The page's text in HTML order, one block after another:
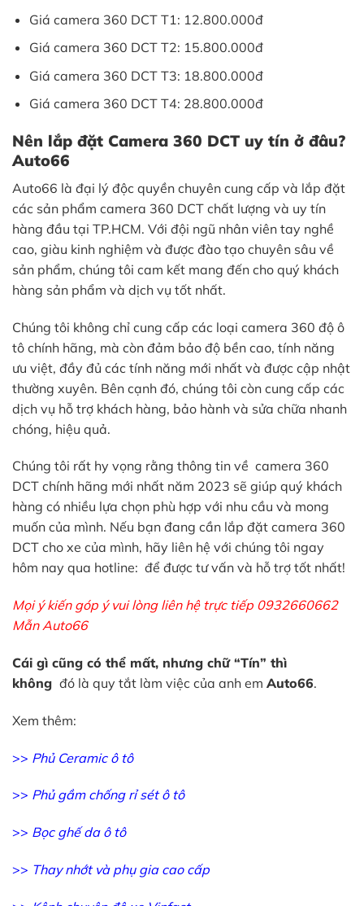
Giá camera 360 DCT T1: 12.800.000đ
Giá camera 360 DCT T2: 15.800.000đ
Giá camera 360 DCT T3: 18.800.000đ
Giá camera 360 DCT T4: 28.800.000đ
Nên lắp đặt Camera 360 DCT uy tín ở đâu?
Auto66
Auto66 là đại lý độc quyền chuyên cung cấp và lắp đặt
các sản phẩm camera 360 DCT chất lượng và uy tín
hàng đầu tại TP.HCM. Với đội ngũ nhân viên tay nghề
cao, giàu kinh nghiệm và được đào tạo chuyên sâu về
sản phẩm, chúng tôi cam kết mang đến cho quý khách
hàng sản phẩm và dịch vụ tốt nhất.
Chúng tôi không chỉ cung cấp các loại camera 360 độ ô
tô chính hãng, mà còn đảm bảo độ bền cao, tính năng
ưu việt, đầy đủ các tính năng mới nhất và được cập nhật
thường xuyên. Bên cạnh đó, chúng tôi còn cung cấp các
dịch vụ hỗ trợ khách hàng, bảo hành và sửa chữa nhanh
chóng, hiệu quả.
Chúng tôi rất hy vọng rằng thông tin về camera 360
DCT chính hãng mới nhất năm 2023 sẽ giúp quý khách
hàng có nhiều lựa chọn phù hợp với nhu cầu và mong
muốn của mình. Nếu bạn đang cần lắp đặt camera 360
DCT cho xe của mình, hãy liên hệ với chúng tôi ngay
hôm nay qua hotline: để được tư vấn và hỗ trợ tốt nhất!
Mọi ý kiến góp ý vui lòng liên hệ trực tiếp 0932660662
Mẫn Auto66
Cái gì cũng có thể mất, nhưng chữ “Tín” thì
không đó là quy tắt làm việc của anh em Auto66.
Xem thêm:
>> Phủ Ceramic ô tô
>> Phủ gầm chống rỉ sét ô tô
>> Bọc ghế da ô tô
>> Thay nhớt và phụ gia cao cấp